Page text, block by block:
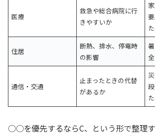
医療
救急や総合病院に行
きやすいか
住居
断熱、排水、停電時
の影響
通信・交通
止まったときの代替
があるか
○○を優先するならC、という形で整理す